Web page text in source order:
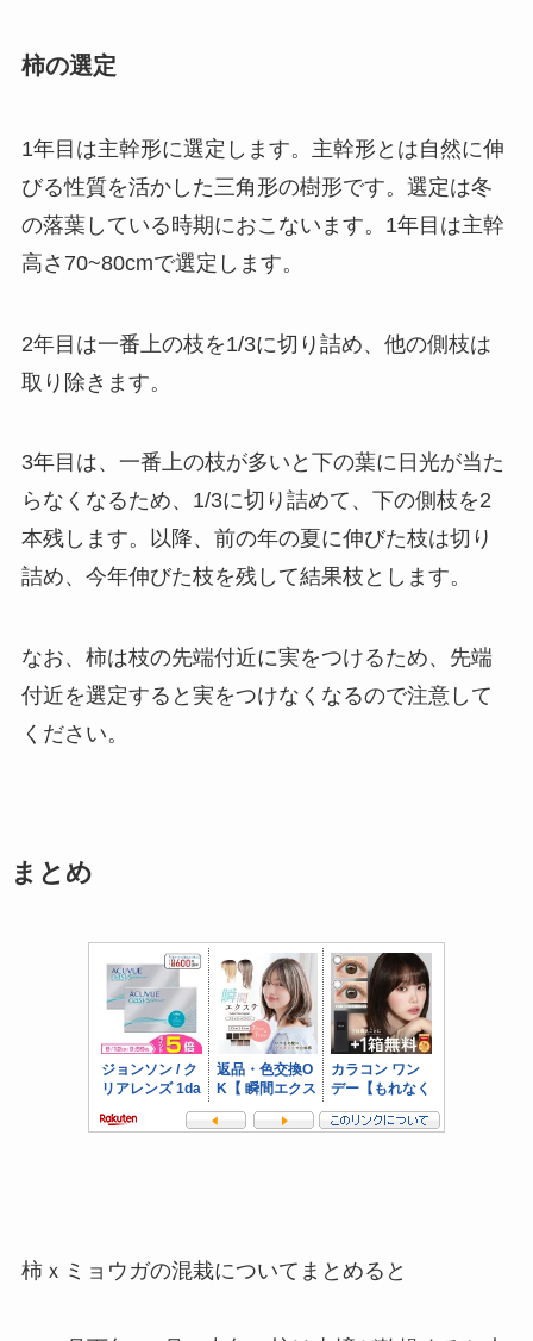
柿の選定
1年目は主幹形に選定します。主幹形とは自然に伸
びる性質を活かした三角形の樹形です。選定は冬
の落葉している時期におこないます。1年目は主幹
高さ70~80cmで選定します。
2年目は一番上の枝を1/3に切り詰め、他の側枝は
取り除きます。
3年目は、一番上の枝が多いと下の葉に日光が当た
らなくなるため、1/3に切り詰めて、下の側枝を2
本残します。以降、前の年の夏に伸びた枝は切り
詰め、今年伸びた枝を残して結果枝とします。
なお、柿は枝の先端付近に実をつけるため、先端
付近を選定すると実をつけなくなるので注意して
ください。
まとめ
柿ｘミョウガの混栽についてまとめると